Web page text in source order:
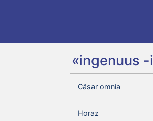
«ingenuus
Cäsar omnia
Horaz